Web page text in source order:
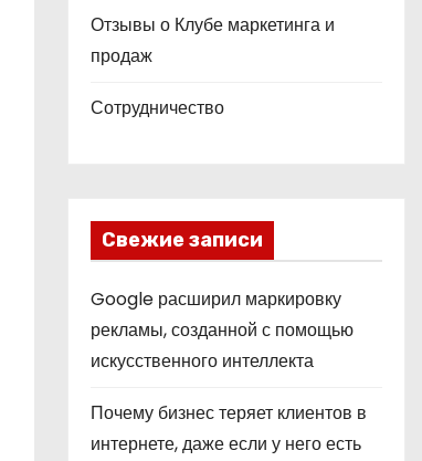
Отзывы о Клубе маркетинга и
продаж
Сотрудничество
Свежие записи
Google расширил маркировку
рекламы, созданной с помощью
искусственного интеллекта
Почему бизнес теряет клиентов в
интернете, даже если у него есть